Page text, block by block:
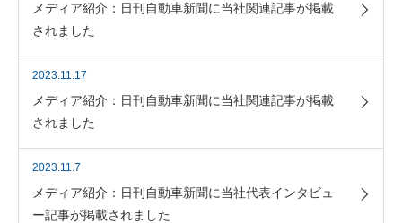
メディア紹介：日刊自動車新聞に当社関連記事が掲載
されました
2023.11.17
メディア紹介：日刊自動車新聞に当社関連記事が掲載
されました
2023.11.7
メディア紹介：日刊自動車新聞に当社代表インタビュ
ー記事が掲載されました